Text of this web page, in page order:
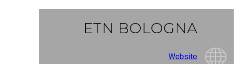
ETN BOLOGNA
Website